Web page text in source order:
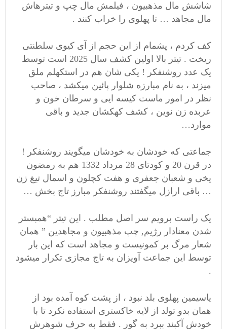
شاشش مال مذهبیون ، فیلمش مال چپ و تیترهاش
مال مجاهد … تا پهلوی را خراب کنند .
کف کردم ، پشمام از این حجم از آی کیوی سلطنتی
ریخت . تیتر بالا اولین کشف سال 2025 است توسط
یک عدد روشنفکر ! یکی شان هم در استکهلم ملق
میزند ، به نام مبارزه شلوار پائین میکشد ، صاحب
نظر در امور ماست کیسه ایی و سرطان خون و
عربده زن نوین ، کشف کهکشان جدید و باقی
موارد…
جماعتی که خودشان به خودشان میگویند روشنفکر !
در قرن 20 و کودتای 28 مرداد 1332 هم به رمضون
یخی و شعبان جعفری و هفت کچلون و اسمال تیغ زن
… باقی ارازل میگفتند روشنفکر مبارز تاج بخش …
یک راست برویم سر اصل مطلب . این تیتر “همبستر
شدن معنادار رژیم, چپ مذهبیون و مجاهدین ” همان
شعار مرگ بر کمونیست و مجاهد است که این بار
توسط این جماعت آویزان به تاج مجازی تکرار میشود
.
یاسیمین پهلوی بلد نبود ، از پشت کوه آمده بود از
همان بدو تولد از لایه خاکستری استفاده نکرد تا با
خودش آکبند ببرد به گور . فقط به حرف شوهرش